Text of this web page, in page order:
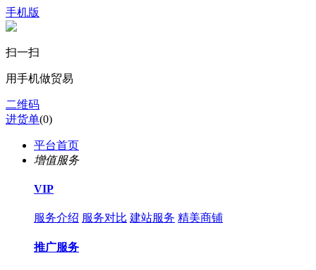
手机版
扫一扫
用手机做贸易
二维码
进货单(0)
平台首页
增值服务
VIP
服务介绍 服务对比 建站服务 精美商铺
推广服务